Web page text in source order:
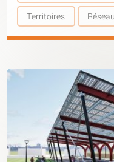
Territoires